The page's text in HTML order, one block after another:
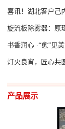
喜讯！湖北客户己
旋流板除雾器：原
书香润心 ·“愈”见
灯火良宵，匠心共
产品展示